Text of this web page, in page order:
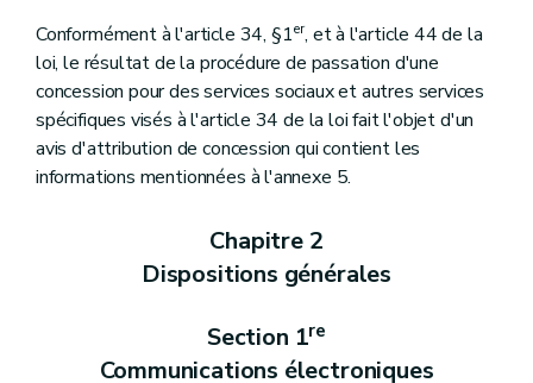
Conformément à l'article 34, §1er, et à l'article 44 de la
loi, le résultat de la procédure de passation d'une
concession pour des services sociaux et autres services
spécifiques visés à l'article 34 de la loi fait l'objet d'un
avis d'attribution de concession qui contient les
informations mentionnées à l'annexe 5.
Chapitre 2
Dispositions générales
Section 1re
Communications électroniques